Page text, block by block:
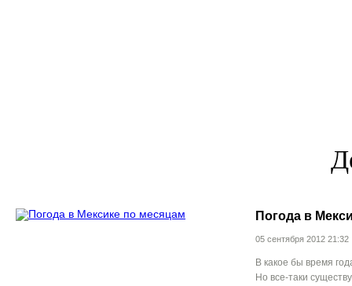
Погода в
05 сентября 2012 21:32
В какое бы время
Но все-таки